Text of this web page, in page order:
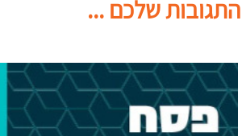
התגובות שלכם ...